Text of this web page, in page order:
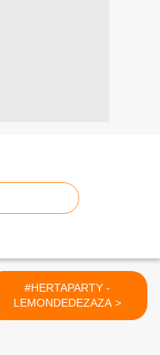
#HERTAPARTY -
LEMONDEDEZAZA >